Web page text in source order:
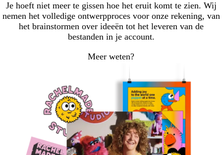
Je hoeft niet meer te gissen hoe het eruit komt te zien. Wij
nemen het volledige ontwerpproces voor onze rekening, van
het brainstormen over ideeën tot het leveren van de
bestanden in je account.
Meer weten?